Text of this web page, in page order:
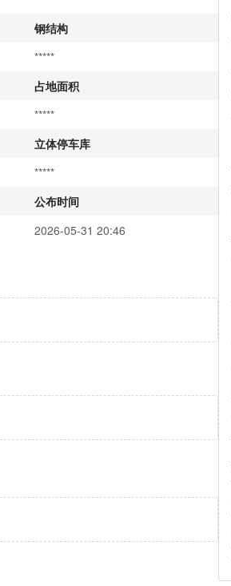
钢结构
*****
占地面积
*****
立体停车库
*****
公布时间
2026-05-31 20:46